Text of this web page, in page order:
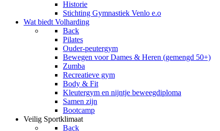
Historie
Stichting Gymnastiek Venlo e.o
Wat biedt Volharding
Back
Pilates
Ouder-peutergym
Bewegen voor Dames & Heren (gemengd 50+)
Zumba
Recreatieve gym
Body & Fit
Kleutergym en nijntje beweegdiploma
Samen zijn
Bootcamp
Veilig Sportklimaat
Back